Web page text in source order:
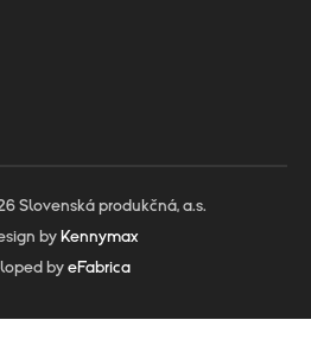
Slovenská produkčná, a.s.
by Kennymax
by eFabrica